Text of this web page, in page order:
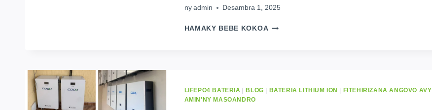
ny admin Desambra 1, 2025
HAMAKY BEBE KOKOA TOROLALANA
BATTERIE
LIFEPO4 BATERIA BLOG BATERIA LITHIUM ION
FITEHIRIZANA ANGOVO AVY
AMIN'NY MASOANDRO